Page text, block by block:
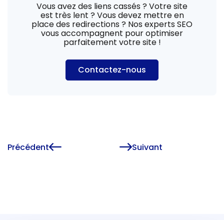
Vous avez des liens cassés ? Votre site
est très lent ? Vous devez mettre en
place des redirections ? Nos experts SEO
vous accompagnent pour optimiser
parfaitement votre site !
Contactez-nous
Précédent Suivant